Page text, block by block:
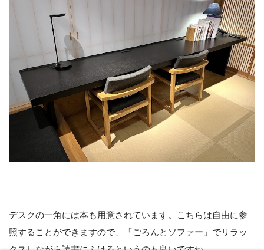
デスクの一角には本も用意されています。こちらは自由に参
照することができますので、「ごろんとソファー」でリラッ